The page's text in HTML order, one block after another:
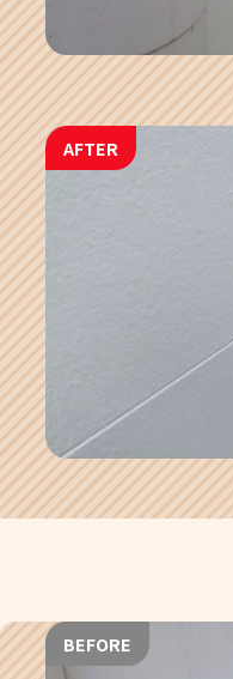
AFTER
BEFORE